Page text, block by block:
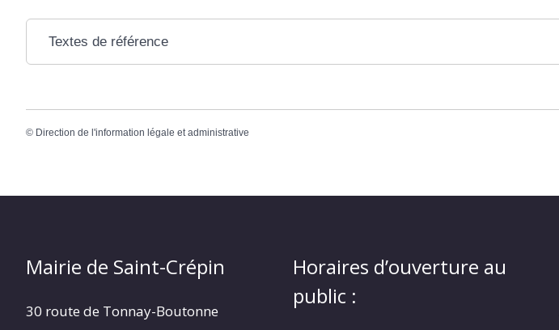
Textes de référence
© Direction de l'information légale et administrative
Mairie de Saint-Crépin
30 route de Tonnay-Boutonne
Horaires d’ouverture au
public :